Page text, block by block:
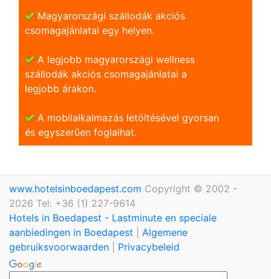
Magyarországi szállodák akciós
csomagajánlatai egy helyen.
A legjobb magyarországi wellness
szállodák akciós csomagajánlatai a
legjobb árakon.
A mobilalkalmazás letöltésével gyorsan
és egyszerũen foglalhat.
www.hotelsinboedapest.com Copyright © 2002 -
2026 Tel: +36 (1) 227-9614
Hotels in Boedapest - Lastminute en speciale
aanbiedingen in Boedapest
Algemene
gebruiksvoorwaarden
Privacybeleid